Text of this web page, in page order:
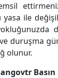
yasa ile
duruşma
olunur.
Basın